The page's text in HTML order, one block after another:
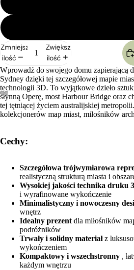
Otwórz
obraz
pełnoekranowym
Otwórz
obraz
pełnoekranowym
Otwórz
obraz
pełnoekranowym
Otwórz
obraz
pełnoekranowym
Zmniejsz
ilość
Zwiększ
ilość
Wprowadź do swojego domu zapierającą
Sydney dzięki tej szczegółowej mapie
technologii 3D. To wyjątkowe dzieło
słynną Operę, most Harbour Bridge oraz
tej tętniącej życiem australijskiej
kolekcjonerów map miast, miłośników
Cechy:
Szczegółowa trójwymiarowa
realistyczną strukturą miasta i
Wysokiej jakości technika druku
i wyrafinowane wykończenie
Minimalistyczny i nowoczesny
wnętrz
Idealny prezent dla miłośników
podróżników
Trwały i solidny materiałz
wykończeniem
Kompaktowy i wszechstronny ,
każdym wnętrzu